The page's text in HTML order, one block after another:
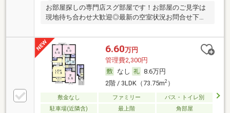
お部屋探しの専門店スグ部屋です！お部屋のご見学は
現地待ち合わせ大歓迎◎最新の空室状況お問合せ下さ
6.60万円
管理費2,300円
なし
8.6万円
2階 / 3LDK（73.75m2）
敷金なし ファミリー
バス・トイレ別
駐車場(近隣含)
最上階 角部屋